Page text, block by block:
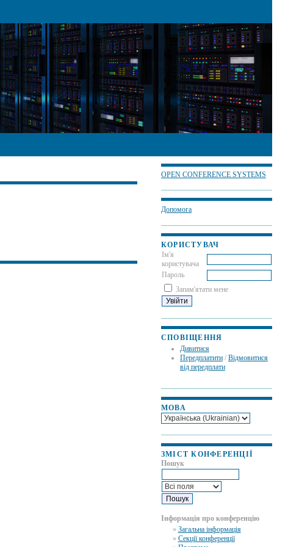
OPEN CONFERENCE SYSTEMS
Допомога
КОРИСТУВАЧ
Ім'я
користувача
Пароль
Запам'ятати мене
СПОВІЩЕННЯ
Дивитися
Передплатити/ Відмовитися
від передплати
МОВА
ЗМІСТ КОНФЕРЕНЦІЇ
Пошук
Інформація про конференцію
» Загальна інформація
» Секції конференції